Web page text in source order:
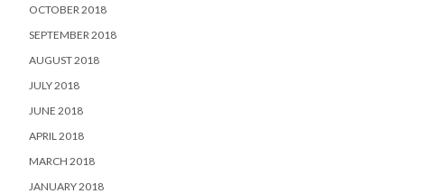
OCTOBER 2018
SEPTEMBER 2018
AUGUST 2018
JULY 2018
JUNE 2018
APRIL 2018
MARCH 2018
JANUARY 2018